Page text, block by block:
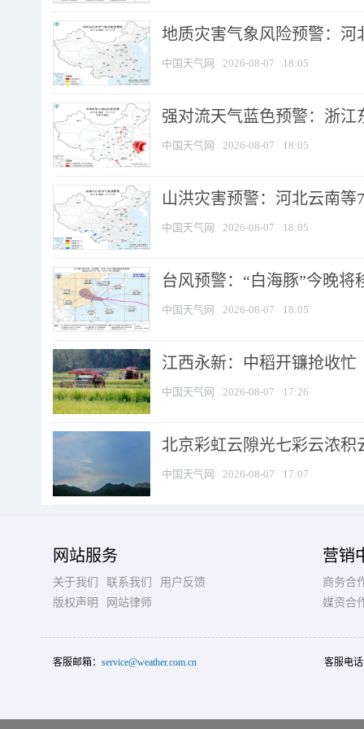
地质灾害气象风险预警：河
中国天气网 2026-08-07 18:05
强对流天气蓝色预警：浙江
中国天气网 2026-08-07 18:05
山洪灾害预警：河北云南
中国天气网 2026-08-07 18:05
台风预警：“白海豚”今晚将
中国天气网 2026-08-07 18:05
江西永新：中稻开镰抢收忙
中国天气网 2026-08-07 17:26
北京彩虹云隙光七彩云浓积
中国天气网 2026-08-07 17:07
网站服务
关于我们 联系我们
用户反馈
版权声明
网站律师
营销
商务合
媒资合
客服邮箱： service@weather.com.cn 客服电